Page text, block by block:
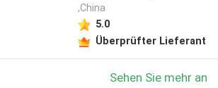
,China
5.0
Überprüfter Lieferant
Sehen Sie mehr an